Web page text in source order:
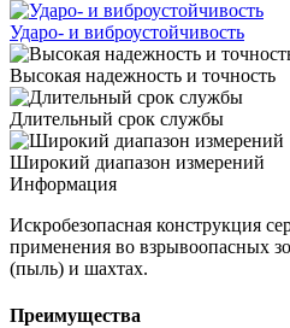
Ударо- и виброустойчивость
Высокая надежность и точность
Длительный срок службы
Широкий диапазон измерений
Информация
Искробезопасная конструкция
применения во взрывоопасных
(пыль) и шахтах.
Преимущества